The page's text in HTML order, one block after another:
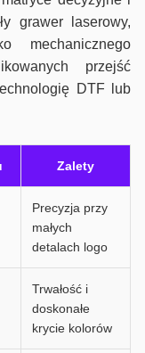
grawer laserowy,
mechanicznego
przejść
DTF lub
Zalety
Precyzja przy
małych
detalach logo
Trwałość i
doskonałe
krycie kolorów